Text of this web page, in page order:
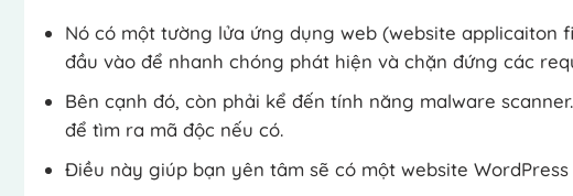
Nó có một tường lửa ứng dụng web (website applicaiton
đầu vào để nhanh chóng phát hiện và chặn đứng các
Bên cạnh đó, còn phải kể đến tính năng malware
để tìm ra mã độc nếu có.
Điều này giúp bạn yên tâm sẽ có một website WordPress